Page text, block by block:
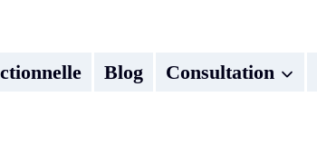
Blog Consultation